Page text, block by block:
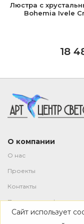
Люстра с
Bohemia Ivele
18
О компании
О нас
Проекты
Контакты
Политика
Сайт использует